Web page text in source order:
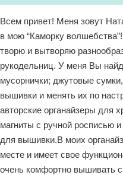
Всем привет! Меня зовут
в мою “Каморку
творю и вытворяю
рукодельниц. У меня Вы
мусорнички; джутовые
вышивки и менять их по
авторские органайзеры для
магниты с ручной росписью
для вышивки.В моих
месте и имеет свое
очень комфортно вышивать